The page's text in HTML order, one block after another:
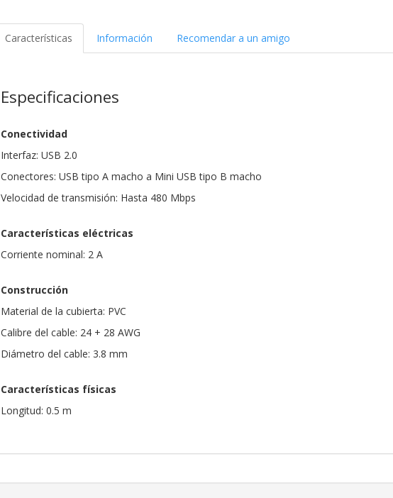
Características Información Recomendar a un amigo
Especificaciones
Conectividad
Interfaz: USB 2.0
Conectores: USB tipo A macho a Mini USB tipo B macho
Velocidad de transmisión: Hasta 480 Mbps
Características eléctricas
Corriente nominal: 2 A
Construcción
Material de la cubierta: PVC
Calibre del cable: 24 + 28 AWG
Diámetro del cable: 3.8 mm
Características físicas
Longitud: 0.5 m